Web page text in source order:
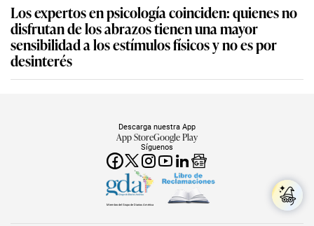
Los expertos en psicología coinciden: quienes no
disfrutan de los abrazos tienen una mayor
sensibilidad a los estímulos físicos y no es por
desinterés
Síguenos
Descarga nuestra App
App StoreGoogle Play
Miembro del Grupo de Diarios América